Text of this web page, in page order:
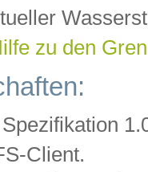
zu den
Client.